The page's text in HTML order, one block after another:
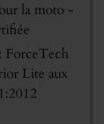
la moto -
ForceTech
Lite aux